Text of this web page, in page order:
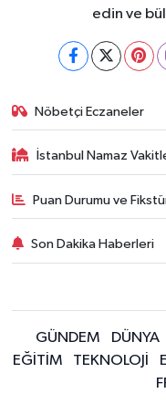
edin ve
Nöbetçi Eczaneler
İstanbul Namaz
Puan Durumu ve
Son Dakika Haberleri
GÜNDEM DÜNYA
EĞİTİM
TEKNOLOJİ